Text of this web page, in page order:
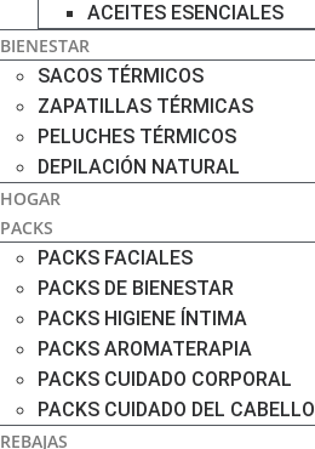
ACEITES ESENCIALES
BIENESTAR
SACOS TÉRMICOS
ZAPATILLAS TÉRMICAS
PELUCHES TÉRMICOS
DEPILACIÓN NATURAL
HOGAR
PACKS
PACKS FACIALES
PACKS DE BIENESTAR
PACKS HIGIENE ÍNTIMA
PACKS AROMATERAPIA
PACKS CUIDADO CORPORAL
PACKS CUIDADO DEL CABELLO
REBAJAS